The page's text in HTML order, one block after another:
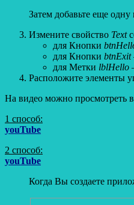
Затем добавьте еще одну
Измените свойство Text
для Кнопки
для Кнопки btnExit
для Метки lblHello
Расположите элементы
На видео можно просмотреть
1 способ:
youTube
2 способ:
youTube
Когда Вы создаете